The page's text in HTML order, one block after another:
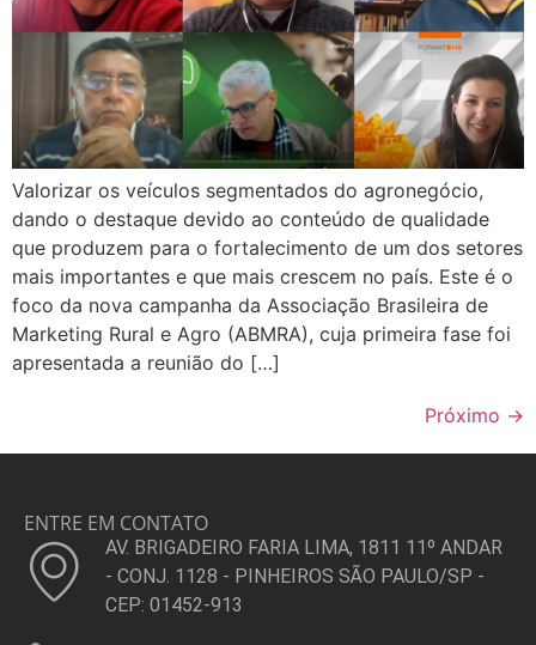
Valorizar os veículos segmentados do agronegócio,
dando o destaque devido ao conteúdo de qualidade
que produzem para o fortalecimento de um dos setores
mais importantes e que mais crescem no país. Este é o
foco da nova campanha da Associação Brasileira de
Marketing Rural e Agro (ABMRA), cuja primeira fase foi
apresentada a reunião do […]
Próximo →
ENTRE EM CONTATO
AV. BRIGADEIRO FARIA LIMA, 1811 11º ANDAR
- CONJ. 1128 - PINHEIROS SÃO PAULO/SP -
CEP: 01452-913